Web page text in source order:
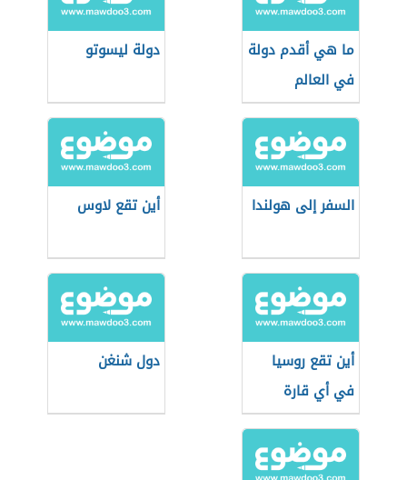
ما هي أقدم دولة
في العالم
دولة ليسوتو
السفر إلى هولندا أين تقع لاوس
أين تقع روسيا
في أي قارة
دول شنغن